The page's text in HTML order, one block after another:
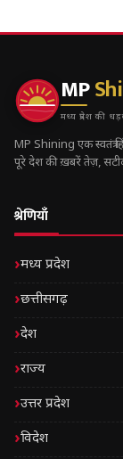
MP
मध्य प्रदेश की
MP Shining एक स्वतंत्र
पूरे देश की ख़बरें तेज़,
श्रेणियाँ
मध्य प्रदेश
छत्तीसगढ़
देश
राज्य
उत्तर प्रदेश
विदेश